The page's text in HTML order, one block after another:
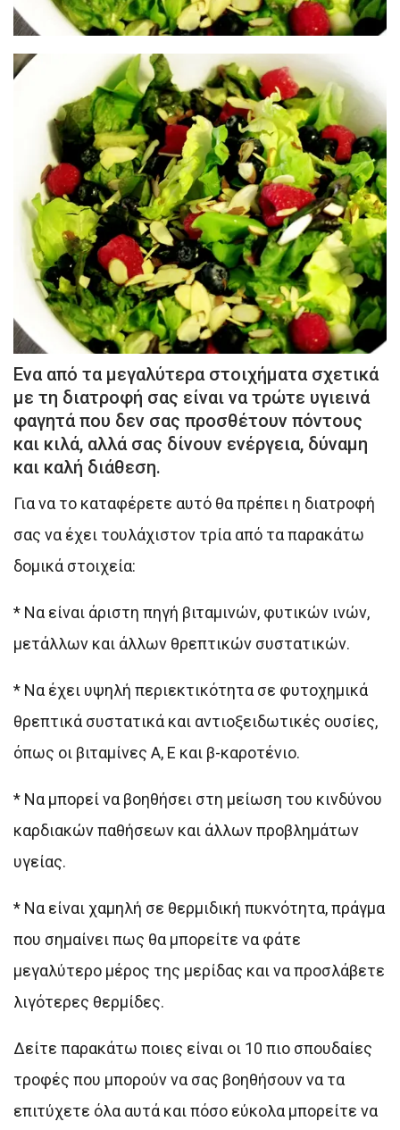
Ενα από τα μεγαλύτερα στοιχήματα σχετικά
με τη διατροφή σας είναι να τρώτε υγιεινά
φαγητά που δεν σας προσθέτουν πόντους
και κιλά, αλλά σας δίνουν ενέργεια, δύναμη
και καλή διάθεση.
Για να το καταφέρετε αυτό θα πρέπει η διατροφή
σας να έχει τουλάχιστον τρία από τα παρακάτω
δομικά στοιχεία:
* Να είναι άριστη πηγή βιταμινών, φυτικών ινών,
μετάλλων και άλλων θρεπτικών συστατικών.
* Να έχει υψηλή περιεκτικότητα σε φυτοχημικά
θρεπτικά συστατικά και αντιοξειδωτικές ουσίες,
όπως οι βιταμίνες Α, Ε και β-καροτένιο.
* Να μπορεί να βοηθήσει στη μείωση του κινδύνου
καρδιακών παθήσεων και άλλων προβλημάτων
υγείας.
* Να είναι χαμηλή σε θερμιδική πυκνότητα, πράγμα
που σημαίνει πως θα μπορείτε να φάτε
μεγαλύτερο μέρος της μερίδας και να προσλάβετε
λιγότερες θερμίδες.
Δείτε παρακάτω ποιες είναι οι 10 πιο σπουδαίες
τροφές που μπορούν να σας βοηθήσουν να τα
επιτύχετε όλα αυτά και πόσο εύκολα μπορείτε να